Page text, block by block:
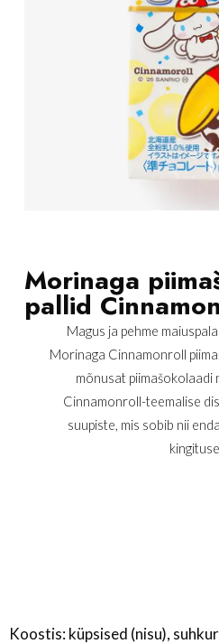
Morinaga
pallid
Magus ja pehme
Morinaga Cinnamonroll
mõnusat piimašokolaadi
Cinnamonroll-teemalise
suupiste, mis sobib nii
Koostis: küpsised (nisu),